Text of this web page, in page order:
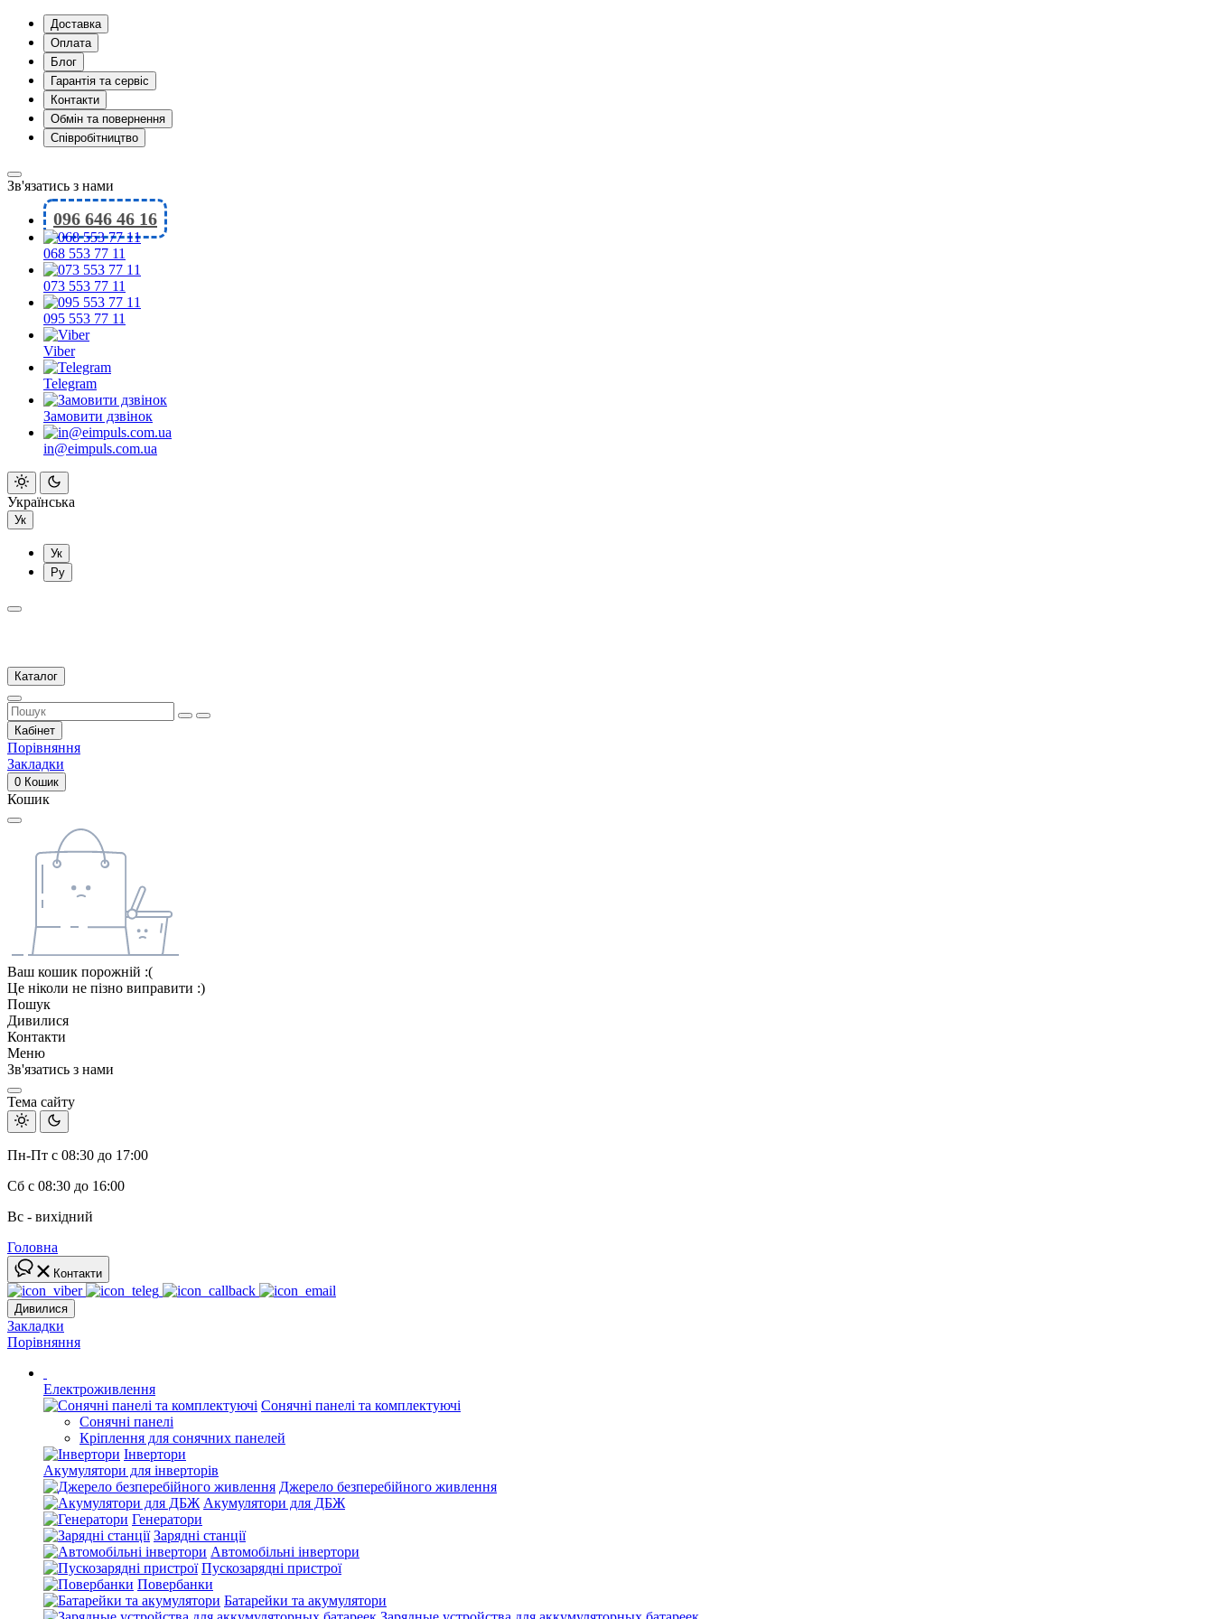
Доставка
Оплата
Блог
Гарантія та сервіс
Контакти
Обмін та повернення
Співробітництво
Зв'язатись з нами
096 646 46 16
068 553 77 11
073 553 77 11
095 553 77 11
Viber
Telegram
Замовити дзвінок
in@eimpuls.com.ua
Українська
Ук
Ук
Ру
Каталог
Кабінет
Порівняння
Закладки
0 Кошик
Кошик
Ваш кошик порожній :(
Це ніколи не пізно виправити :)
Пошук
Дивилися
Контакти
Меню
Зв'язатись з нами
Тема сайту
Пн-Пт с 08:30 до 17:00
Сб с 08:30 до 16:00
Вс - вихідний
Головна
Контакти
Дивилися
Закладки
Порівняння
Електроживлення
Сонячні панелі та комплектуючі
Сонячні панелі
Кріплення для сонячних панелей
Інвертори
Акумулятори для інверторів
Джерело безперебійного живлення
Акумулятори для ДБЖ
Генератори
Зарядні станції
Автомобільні інвертори
Пускозарядні пристрої
Повербанки
Батарейки та акумулятори